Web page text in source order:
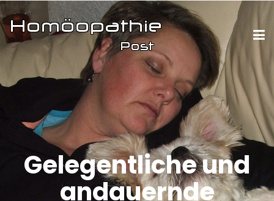
Gelegentliche und
andauernde